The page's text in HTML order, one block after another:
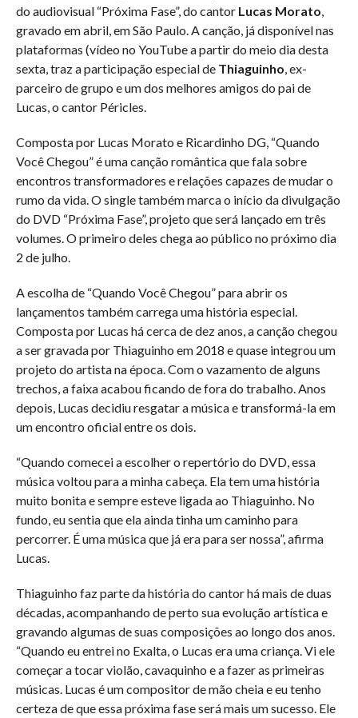
do audiovisual “Próxima Fase”, do cantorLucas Morato,
gravado em abril, em São Paulo. A canção, já disponível nas
plataformas (vídeo no YouTube a partir do meio dia desta
sexta, traz a participação especial de Thiaguinho, ex-
parceiro de grupo e um dos melhores amigos do pai de
Lucas, o cantor Péricles.
Composta por Lucas Morato e Ricardinho DG, “Quando
Você Chegou” é uma canção romântica que fala sobre
encontros transformadores e relações capazes de mudar o
rumo da vida. O single também marca o início da divulgação
do DVD “Próxima Fase”, projeto que será lançado em três
volumes. O primeiro deles chega ao público no próximo dia
2 de julho.
A escolha de “Quando Você Chegou” para abrir os
lançamentos também carrega uma história especial.
Composta por Lucas há cerca de dez anos, a canção chegou
a ser gravada por Thiaguinho em 2018 e quase integrou um
projeto do artista na época. Com o vazamento de alguns
trechos, a faixa acabou ficando de fora do trabalho. Anos
depois, Lucas decidiu resgatar a música e transformá-la em
um encontro oficial entre os dois.
“Quando comecei a escolher o repertório do DVD, essa
música voltou para a minha cabeça. Ela tem uma história
muito bonita e sempre esteve ligada ao Thiaguinho. No
fundo, eu sentia que ela ainda tinha um caminho para
percorrer. É uma música que já era para ser nossa”, afirma
Lucas.
Thiaguinho faz parte da história do cantor há mais de duas
décadas, acompanhando de perto sua evolução artística e
gravando algumas de suas composições ao longo dos anos.
“Quando eu entrei no Exalta, o Lucas era uma criança. Vi ele
começar a tocar violão, cavaquinho e a fazer as primeiras
músicas. Lucas é um compositor de mão cheia e eu tenho
certeza de que essa próxima fase será mais um sucesso. Ele